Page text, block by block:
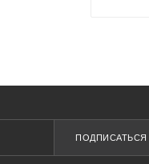
ПОДПИСАТЬСЯ